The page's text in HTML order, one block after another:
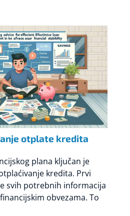
otplate kredita
plana ključan je
kredita. Prvi
svih potrebnih informacija
obvezama. To